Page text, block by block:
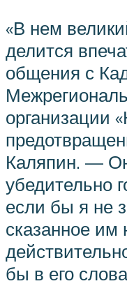
«В нем
делится
общения с
организации
Каляпин. —
убедительно
если бы я не
сказанное им
бы в его